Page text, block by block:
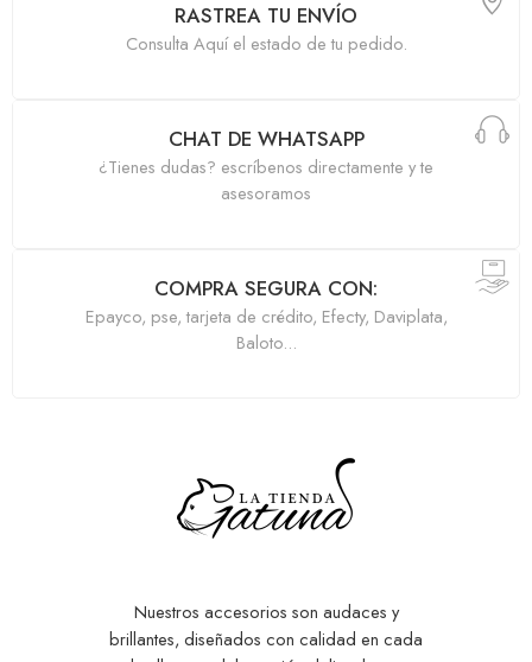
RASTREA TU ENVÍO
Consulta Aquí el estado de tu pedido.
CHAT DE WHATSAPP
¿Tienes dudas? escríbenos directamente y te
asesoramos
COMPRA SEGURA CON:
Epayco, pse, tarjeta de crédito, Efecty, Daviplata,
Baloto...
Nuestros accesorios son audaces y
brillantes, diseñados con calidad en cada